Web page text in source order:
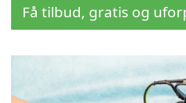
Få tilbud, gratis og